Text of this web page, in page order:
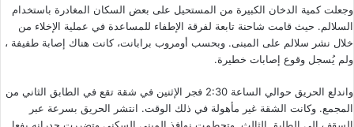
وجعلت كمية الدخان الكبيرة من المستحيل على بعض السكان المغادرة باستخدام
السلالم. حيث قامت شاحنة تابعة لفرقة الإطفاء للمساعدة في عملية الإخلاء من
خلال نشر سلالم على المبنى. وبحسب أومروب برابانت، كانت هناك إصابة طفيفة ،
ولم يُسجل وقوع إصابات خطيرة.
واندلع الحريق حوالي الساعة 2:30 فجر الإثنين في شقة تقع في الطابق الثاني من
المجمع. وكانت الشقة غير مأهولة في ذلك الوقت. انتشر الحريق بسرعة عبر